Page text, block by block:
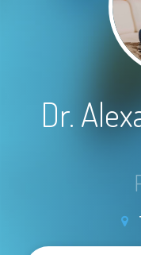
Dr.